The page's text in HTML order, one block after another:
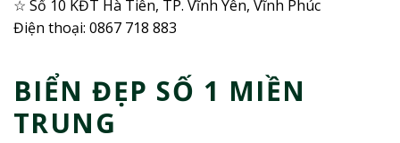
☆ Số 10 KĐT Hà Tiên, TP. Vĩnh Yên, Vĩnh Phúc
Điện thoại: 0867 718 883
BIỂN ĐẸP SỐ 1 MIỀN
TRUNG